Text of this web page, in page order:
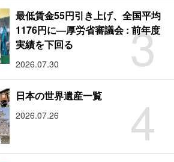
3
最低賃金55円引き上げ、全国平均
1176円に―厚労省審議会 : 前年度
実績を下回る
2026.07.30
4
日本の世界遺産一覧
2026.07.26